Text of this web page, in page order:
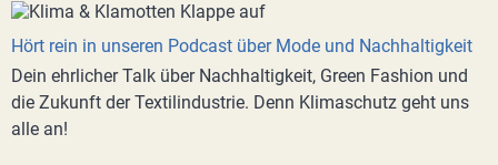
Hört rein in unseren Podcast über Mode und Nachhaltigkeit
Dein ehrlicher Talk über Nachhaltigkeit, Green Fashion und
die Zukunft der Textilindustrie. Denn Klimaschutz geht uns
alle an!